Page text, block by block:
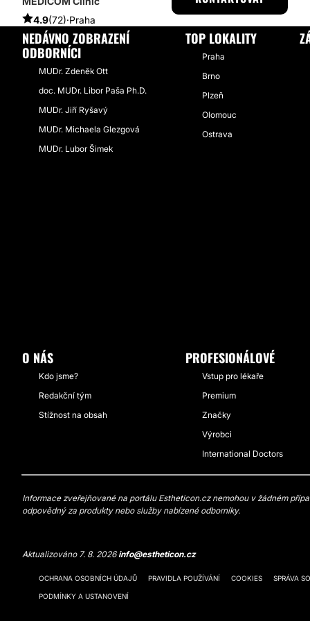
4.9(72)·Praha
NEDÁVNO ZOBRAZENÍ
ODBORNÍCI
MUDr. Zdeněk Ott
doc. MUDr. Libor Paša Ph.D.
MUDr. Jiří Ryšavý
MUDr. Michaela Glezgová
MUDr. Lubor Šimek
TOP LOKALITY
Praha
Brno
Plzeň
Olomouc
Ostrava
O NÁS
Kdo jsme?
Redakční tým
Stížnost na obsah
PROFESIONÁLOVÉ
Vstup pro lékaře
Premium
Značky
Výrobci
International Doctors
Informace zveřejňované na portálu Estheticon.cz nemohou v žádném
odpovědný za produkty nebo služby nabízené odborníky.
Aktualizováno 7. 8. 2026info@estheticon.cz
OCHRANA OSOBNÍCH ÚDAJŮ PRAVIDLA POUŽÍVÁNÍ COOKIES SPRÁVA
PODMÍNKY A USTANOVENÍ